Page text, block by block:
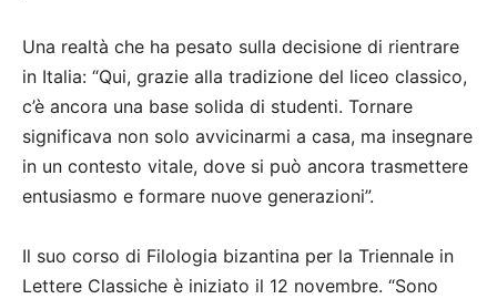
Una realtà che ha pesato sulla decisione di rientrare
in Italia: “Qui, grazie alla tradizione del liceo classico,
c’è ancora una base solida di studenti. Tornare
significava non solo avvicinarmi a casa, ma insegnare
in un contesto vitale, dove si può ancora trasmettere
entusiasmo e formare nuove generazioni”.
Il suo corso di Filologia bizantina per la Triennale in
Lettere Classiche è iniziato il 12 novembre. “Sono